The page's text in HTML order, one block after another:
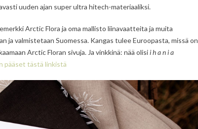
uuden ajan super ultra hitech-materiaaliksi.
Arctic Flora ja oma mallisto liinavaatteita ja muita
valmistetaan Suomessa. Kangas tulee Euroopasta, missä on
Arctic Floran sivuja. Ja vinkkinä: nää olisii h a n i a
pääset tästä linkistä